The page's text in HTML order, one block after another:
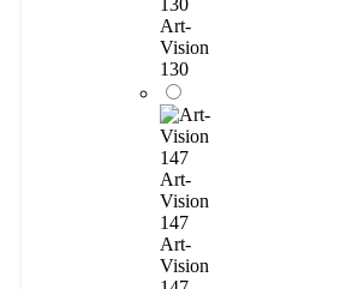
Art-
Vision
130
Art-
Vision
147
Art-
Vision